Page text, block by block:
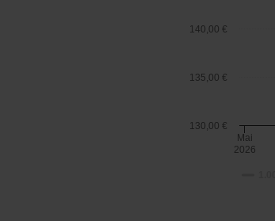
Mai
2026
130,00 €
135,00 €
140,00 €